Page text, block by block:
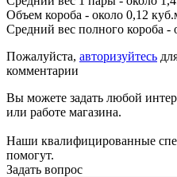
Объем короба - около 0,12
Средний вес полного короба -
Пожалуйста, авторизуйтесь
комментарии
Вы можете задать любой
или работе магазина.
Наши квалифицированные
помогут.
Задать вопрос